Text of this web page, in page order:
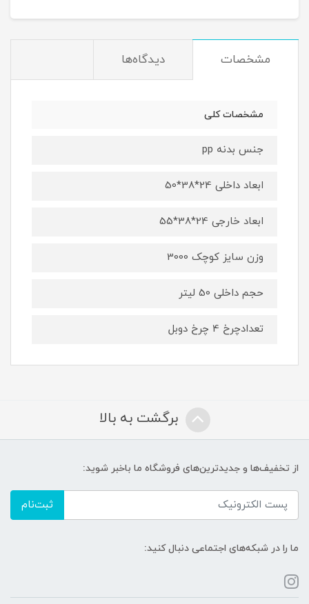
مشخصات دیدگاه‌ها
مشخصات کلی
جنس بدنه pp
ابعاد داخلی 24*38*50
ابعاد خارجی 24*38*55
وزن سایز کوچک 3000
حجم داخلی 50 لیتر
تعدادچرخ 4 چرخ دوبل
برگشت به بالا
از تخفیف‌ها و جدیدترین‌های فروشگاه ما باخبر شوید:
ثبت‌نام
ما را در شبکه‌های اجتماعی دنبال کنید: